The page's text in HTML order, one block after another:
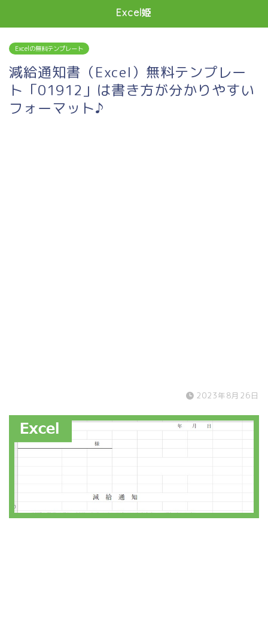
Excel姫
Excelの無料テンプレート
減給通知書（Excel）無料テンプレー
ト「01912」は書き方が分かりやすい
フォーマット♪
2023年8月26日